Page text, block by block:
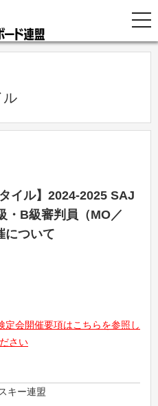
スタイル
イル】2024-2025 SAJ
・B級審判員（MO／
について
会開催要項はこちらを参照し
さい
キー連盟